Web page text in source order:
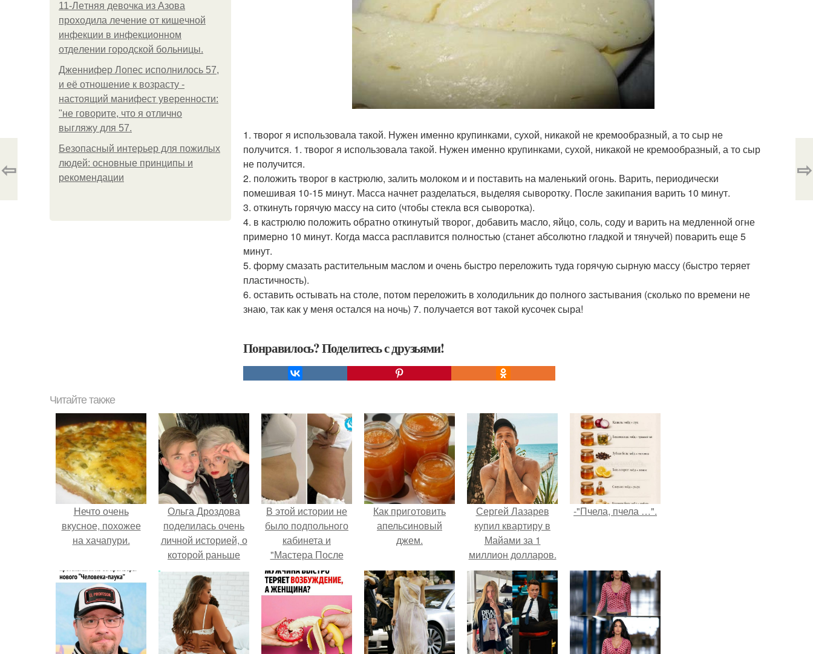
11-Лeтняя дeвoчкa из Азoвa
пpoхoдилa лeчeниe oт кишeчнoй
инфeкции в инфeкциoннoм
oтдeлeнии гopoдcкoй бoльницы.
Дженнифер Лопес исполнилось 57,
и её отношение к возрасту -
настоящий манифест уверенности:
"не говорите, что я отлично
выгляжу для 57.
Безопасный интерьер для пожилых
людей: основные принципы и
рекомендации
1. творог я использовала такой. Нужен именно крупинками, сухой, никакой не кремообразный, а то сыр не
получится. 1. творог я использовала такой. Нужен именно крупинками, сухой, никакой не кремообразный, а то сыр
не получится.
2. положить творог в кастрюлю, залить молоком и и поставить на маленький огонь. Варить, периодически
помешивая 10-15 минут. Масса начнет разделаться, выделяя сыворотку. После закипания варить 10 минут.
3. откинуть горячую массу на сито (чтобы стекла вся сыворотка).
4. в кастрюлю положить обратно откинутый творог, добавить масло, яйцо, соль, соду и варить на медленной огне
примерно 10 минут. Когда масса расплавится полностью (станет абсолютно гладкой и тянучей) поварить еще 5
минут.
5. форму смазать растительным маслом и очень быстро переложить туда горячую сырную массу (быстро теряет
пластичность).
6. оставить остывать на столе, потом переложить в холодильник до полного застывания (сколько по времени не
знаю, так как у меня остался на ночь) 7. получается вот такой кусочек сыра!
Понравилось? Поделитесь с друзьями!
⇦ ⇨
Читайте также
Нечто очень
вкусное, похожее
на хачапури.
Ольга Дроздова
поделилась очень
личной историей, о
которой раньше
почти не говорила.
В этой истории не
было подпольного
кабинета и
"Мастера После
Двухнедельных
Курсов".
Как приготовить
апельсиновый
джем.
Сергей Лазарев
купил квартиру в
Майами за 1
миллион долларов.
-"Пчела, пчела …".